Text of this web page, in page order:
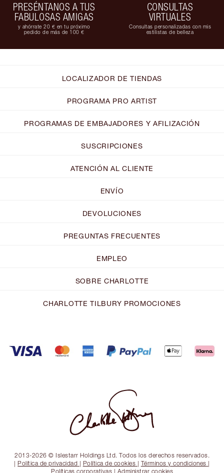
PRESÉNTANOS A TUS
FABULOSAS AMIGAS
y ahórrate 20 € en tu próximo
pedido de más de 100 €
CONSULTAS
VIRTUALES
Consultas personalizadas con mis
estilistas de belleza
LOCALIZADOR DE TIENDAS
PROGRAMA PRO ARTIST
PROGRAMAS DE EMBAJADORES Y AFILIZACIÓN
SUSCRIPCIONES
ATENCIÓN AL CLIENTE
ENVÍO
DEVOLUCIONES
PREGUNTAS FRECUENTES
EMPLEO
SOBRE CHARLOTTE
CHARLOTTE TILBURY PROMOCIONES
2013-2026 © Islestarr Holdings Ltd. Todos los derechos reservados.
| Política de privacidad | Política de cookies | Términos y condiciones |
Políticas corporativas | Administrar cookies